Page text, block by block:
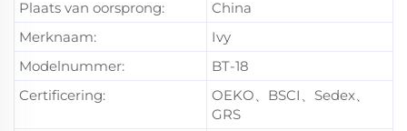
Plaats van oorsprong:
China
Merknaam:
Ivy
Modelnummer:
BT-18
Certificering:
OEKO、BSCI、Sedex、
GRS